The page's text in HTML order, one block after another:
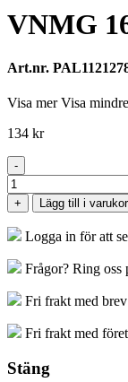
VNMG
Art.nr.
Visa mer Visa mindre
134 kr
-
VNMG
160404-
MR
PH2G115
mängd
+ Lägg till i
Logga in för att
Frågor? Ring oss
Fri frakt med
Fri frakt med
Stäng